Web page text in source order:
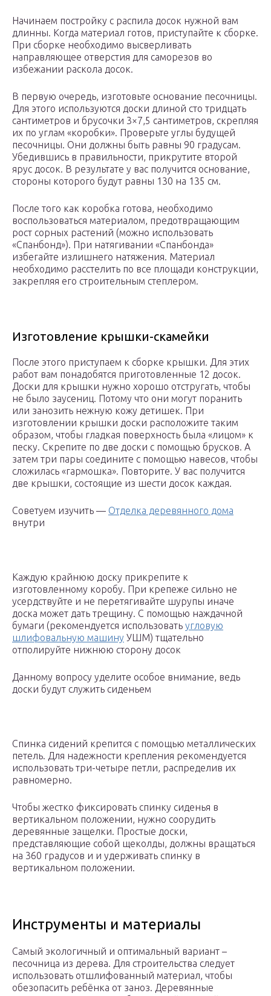
Начинаем постройку с распила досок нужной вам
длинны. Когда материал готов, приступайте к сборке.
При сборке необходимо высверливать
направляющее отверстия для саморезов во
избежании раскола досок.
В первую очередь, изготовьте основание песочницы.
Для этого используются доски длиной сто тридцать
сантиметров и брусочки 3×7,5 сантиметров, скрепляя
их по углам «коробки». Проверьте углы будущей
песочницы. Они должны быть равны 90 градусам.
Убедившись в правильности, прикрутите второй
ярус досок. В результате у вас получится основание,
стороны которого будут равны 130 на 135 см.
После того как коробка готова, необходимо
воспользоваться материалом, предотвращающим
рост сорных растений (можно использовать
«Спанбонд»). При натягивании «Спанбонда»
избегайте излишнего натяжения. Материал
необходимо расстелить по все площади конструкции,
закрепляя его строительным степлером.
Изготовление крышки-скамейки
После этого приступаем к сборке крышки. Для этих
работ вам понадобятся приготовленные 12 досок.
Доски для крышки нужно хорошо отстругать, чтобы
не было заусениц. Потому что они могут поранить
или занозить нежную кожу детишек. При
изготовлении крышки доски расположите таким
образом, чтобы гладкая поверхность была «лицом» к
песку. Скрепите по две доски с помощью брусков. А
затем три пары соедините с помощью навесов, чтобы
сложилась «гармошка». Повторите. У вас получится
две крышки, состоящие из шести досок каждая.
Советуем изучить — Отделка деревянного дома
внутри
Каждую крайнюю доску прикрепите к
изготовленному коробу. При крепеже сильно не
усердствуйте и не перетягивайте шурупы иначе
доска может дать трещину. С помощью наждачной
бумаги (рекомендуется использовать угловую
шлифовальную машину УШМ) тщательно
отполируйте нижнюю сторону досок
Данному вопросу уделите особое внимание, ведь
доски будут служить сиденьем
Спинка сидений крепится с помощью металлических
петель. Для надежности крепления рекомендуется
использовать три-четыре петли, распределив их
равномерно.
Чтобы жестко фиксировать спинку сиденья в
вертикальном положении, нужно соорудить
деревянные защелки. Простые доски,
представляющие собой щеколды, должны вращаться
на 360 градусов и и удерживать спинку в
вертикальном положении.
Инструменты и материалы
Самый экологичный и оптимальный вариант –
песочница из дерева. Для строительства следует
использовать отшлифованный материал, чтобы
обезопасить ребёнка от заноз. Деревянные